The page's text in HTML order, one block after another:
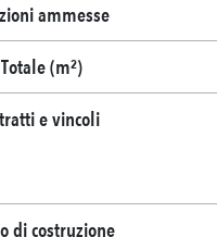
ammesse
(m²)
e vincoli
di costruzione